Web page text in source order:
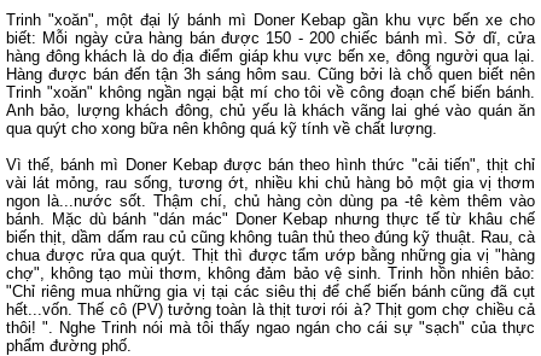
Trinh "xoăn", một đại lý bánh mì Doner Kebap gần khu vực bến xe cho
biết: Mỗi ngày cửa hàng bán được 150 - 200 chiếc bánh mì. Sở dĩ, cửa
hàng đông khách là do địa điểm giáp khu vực bến xe, đông người qua lại.
Hàng được bán đến tận 3h sáng hôm sau. Cũng bởi là chỗ quen biết nên
Trinh "xoăn" không ngần ngại bật mí cho tôi về công đoạn chế biến bánh.
Anh bảo, lượng khách đông, chủ yếu là khách vãng lai ghé vào quán ăn
qua quýt cho xong bữa nên không quá kỹ tính về chất lượng.
Vì thế, bánh mì Doner Kebap được bán theo hình thức "cải tiến", thịt chỉ
vài lát mỏng, rau sống, tương ớt, nhiều khi chủ hàng bỏ một gia vị thơm
ngon là...nước sốt. Thậm chí, chủ hàng còn dùng pa -tê kèm thêm vào
bánh. Mặc dù bánh "dán mác" Doner Kebap nhưng thực tế từ khâu chế
biến thịt, dầm dấm rau củ cũng không tuân thủ theo đúng kỹ thuật. Rau, cà
chua được rửa qua quýt. Thịt thì được tẩm ướp bằng những gia vị "hàng
chợ", không tạo mùi thơm, không đảm bảo vệ sinh. Trinh hồn nhiên bảo:
"Chỉ riêng mua những gia vị tại các siêu thị để chế biến bánh cũng đã cụt
hết...vốn. Thế cô (PV) tưởng toàn là thịt tươi rói à? Thịt gom chợ chiều cả
thôi! ". Nghe Trinh nói mà tôi thấy ngao ngán cho cái sự "sạch" của thực
phẩm đường phố.